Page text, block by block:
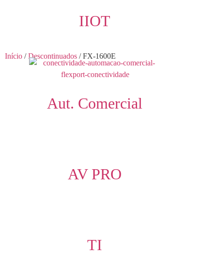
IIOT
Aut. Comercial
AV PRO
TI
Início /Descontinuados / FX-1600E